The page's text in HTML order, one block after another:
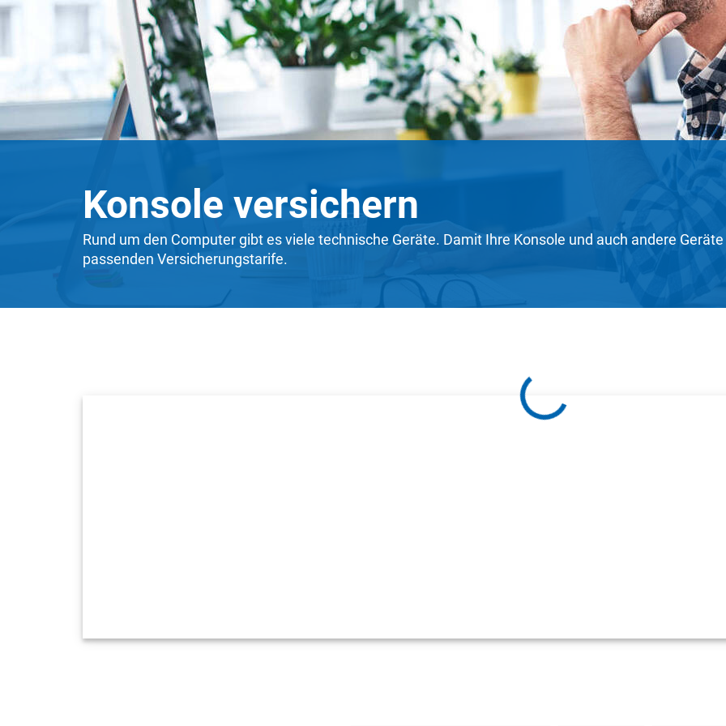
Konsole versichern
Rund um den Computer gibt es viele technische Geräte. Damit Ihre Konsole und auch andere
passenden Versicherungstarife.